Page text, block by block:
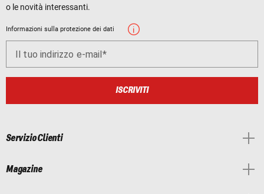
o le novità interessanti.
Informazioni sulla protezione dei dati
Il tuo indirizzo e-mail
ISCRIVITI
Servizio Clienti
Magazine